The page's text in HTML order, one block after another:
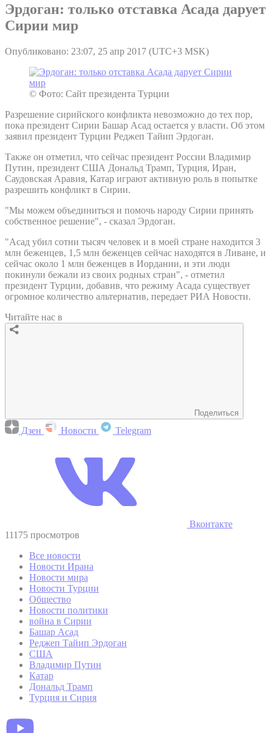
Эрдоган: только отставка Асада дарует
Сирии мир
Опубликовано: 23:07, 25 апр 2017 (UTC+3 MSK)
© Фото: Сайт президента Турции
Разрешение сирийского конфликта невозможно до тех пор,
пока президент Сирии Башар Асад остается у власти. Об этом
заявил президент Турции Реджеп Тайип Эрдоган.
Также он отметил, что сейчас президент России Владимир
Путин, президент США Дональд Трамп, Турция, Иран,
Саудовская Аравия, Катар играют активную роль в попытке
разрешить конфликт в Сирии.
"Мы можем объединиться и помочь народу Сирии принять
собственное решение", - сказал Эрдоган.
"Асад убил сотни тысяч человек и в моей стране находится 3
млн беженцев, 1,5 млн беженцев сейчас находятся в Ливане, и
сейчас около 1 млн беженцев в Иордании, и эти люди
покинули бежали из своих родных стран", - отметил
президент Турции, добавив, что режиму Асада существует
огромное количество альтернатив, передает РИА Новости.
Читайте нас в
Поделиться
Дзен Новости Telegram
Вконтакте
11175 просмотров
Все новости
Новости Ирана
Новости мира
Новости Турции
Общество
Новости политики
война в Сирии
Башар Асад
Реджеп Тайип Эрдоган
США
Владимир Путин
Катар
Дональд Трамп
Турция и Сирия